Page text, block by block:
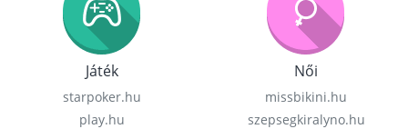
Játék
starpoker.hu
play.hu
Női
missbikini.hu
szepsegkiralyno.hu